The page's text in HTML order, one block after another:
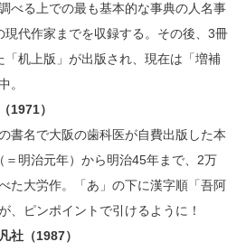
べる上での最も基本的な事典の人名事
代作家までを収録する。その後、3冊
「机上版」が出版され、現在は「増補
。
1971）
書名で大阪の歯科医が自費出版した本
明治元年）から明治45年まで、2万
た大労作。「あ」の下に漢字順「吾阿
ピンポイントで引けるように！
社（1987）